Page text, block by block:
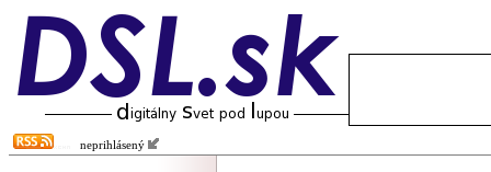
neprihlásený